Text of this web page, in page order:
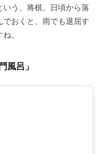
う、将棋。日頃から落
おくと、雨でも退屈す
。
風呂」